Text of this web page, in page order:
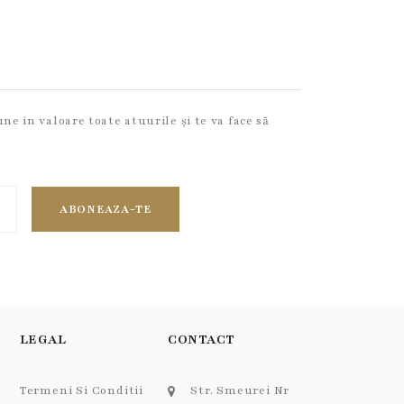
in valoare toate atuurile și te va face să
ABONEAZA-TE
LEGAL
Termeni Si Conditii
CONTACT
Str. Smeurei Nr